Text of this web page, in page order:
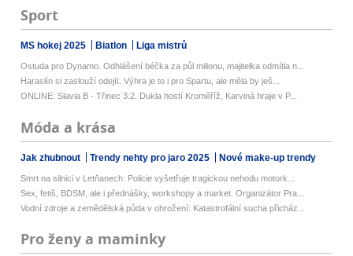
Sport
MS hokej 2025 Biatlon Liga mistrů
Ostuda pro Dynamo. Odhlášení béčka za půl milionu, majitelka odmítla n...
Haraslín si zaslouží odejít. Výhra je to i pro Spartu, ale měla by ješ...
ONLINE: Slavia B - Třinec 3:2. Dukla hostí Kroměříž, Karviná hraje v P...
Móda a krása
Jak zhubnout Trendy nehty pro jaro 2025 Nové make-up trendy
Smrt na silnici v Letňanech: Policie vyšetřuje tragickou nehodu motork...
Sex, fetiš, BDSM, ale i přednášky, workshopy a market. Organizátor Pra...
Vodní zdroje a zemědělská půda v ohrožení: Katastrofální sucha přicház...
Pro ženy a maminky